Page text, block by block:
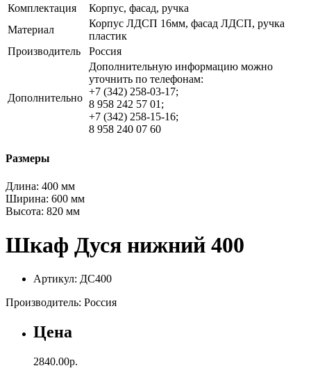
Комплектация
Корпус, фасад, ручка
Материал
Корпус ЛДСП 16мм, фасад ЛДСП, ручка
пластик
Производитель
Россия
Дополнительно
Дополнительную информацию можно
уточнить по телефонам:
+7 (342) 258-03-17;
8 958 242 57 01;
+7 (342) 258-15-16;
8 958 240 07 60
Размеры
Длина: 400 мм
Ширина: 600 мм
Высота: 820 мм
Шкаф Дуся нижний 400
Артикул: ДС400
Производитель: Россия
Цена
2840.00р.